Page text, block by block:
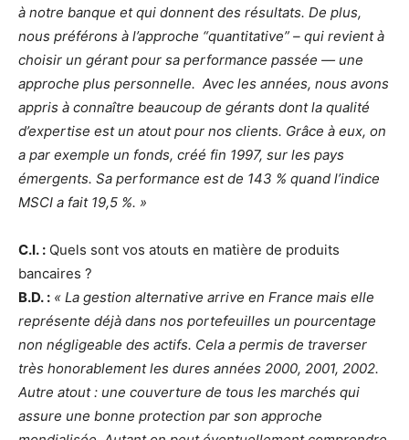
à notre banque et qui donnent des résultats. De plus,
nous préférons à l’approche “quantitative” – qui revient à
choisir un gérant pour sa performance passée — une
approche plus personnelle. Avec les années, nous avons
appris à connaître beaucoup de gérants dont la qualité
d’expertise est un atout pour nos clients. Grâce à eux, on
a par exemple un fonds, créé fin 1997, sur les pays
émergents. Sa performance est de 143 % quand l’indice
MSCI a fait 19,5 %. »
C.I. : Quels sont vos atouts en matière de produits
bancaires ?
B.D. : « La gestion alternative arrive en France mais elle
représente déjà dans nos portefeuilles un pourcentage
non négligeable des actifs. Cela a permis de traverser
très honorablement les dures années 2000, 2001, 2002.
Autre atout : une couverture de tous les marchés qui
assure une bonne protection par son approche